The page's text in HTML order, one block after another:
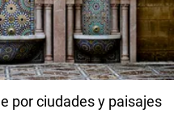
por ciudades y paisajes